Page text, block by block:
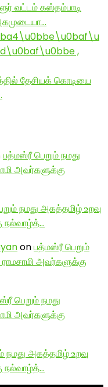
வட்டம் கஸ்தம்பாடி
,
தேசியக் கொடியை
பத்மஸ்ரீ பெறும் நமது
அவர்களுக்கு
நமது அகத்தமிழ் உறவு
நல்வாழ்த்…
onபத்மஸ்ரீ பெறும்
அவர்களுக்கு
பெறும் நமது
அவர்களுக்கு
நமது அகத்தமிழ் உறவு
நல்வாழ்த்…